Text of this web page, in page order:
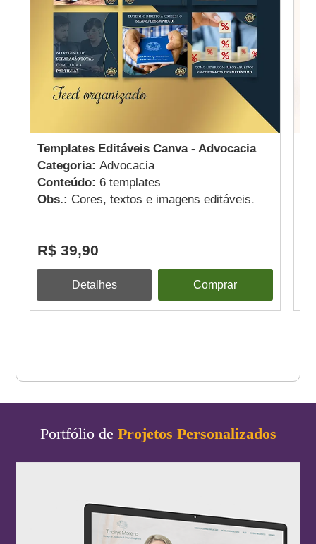
Templates Editáveis Canva - Advocacia
Categoria:Advocacia
Conteúdo:6 templates
Obs.: Cores, textos e imagens editáveis.
R$ 39,90
Detalhes Comprar
Portfólio de Projetos Personalizados